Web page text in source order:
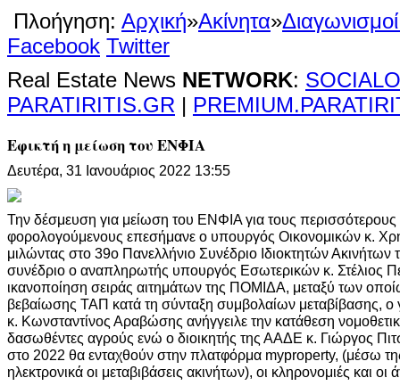
Πλοήγηση: Αρχική»Ακίνητα»
Facebook Twitter
Real Estate News NETWORK:
PARATIRITIS.GR |
Εφικτή η μείωση του ΕΝΦΙΑ
Δευτέρα, 31 Ιανουάριος 2022 13:55
Την δέσμευση για μείωση του ΕΝΦΙΑ για τους
φορολογούμενους επεσήμανε ο υπουργός Οικονομικών κ.
μιλώντας στο 39ο Πανελλήνιο Συνέδριο Ιδιοκτητών
συνέδριο ο αναπληρωτής υπουργός Εσωτερικών κ. Στέλιος
ικανοποίηση σειράς αιτημάτων της ΠΟΜΙΔΑ, μεταξύ των
βεβαίωσης ΤΑΠ κατά τη σύνταξη συμβολαίων μεταβίβασης, ο
κ. Κωνσταντίνος Αραβώσης ανήγγειλε την κατάθεση
δασωθέντες αγρούς ενώ ο διοικητής της ΑΑΔΕ κ. Γιώργος
στο 2022 θα ενταχθούν στην πλατφόρμα myproperty, (μέσω
ηλεκτρονικά οι μεταβιβάσεις ακινήτων), οι κληρονομιές και